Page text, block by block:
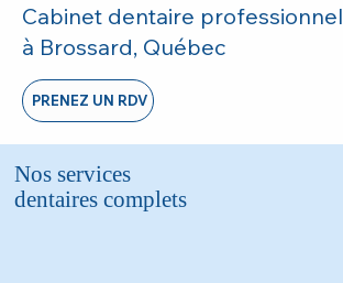
Cabinet dentaire professionnel
à Brossard, Québec
PRENEZ UN RDV
Nos services
dentaires complets